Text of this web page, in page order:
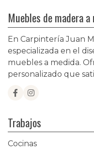
Muebles de madera a
En Carpintería Juan
especializada en el
muebles a medida.
personalizado que
Trabajos
Cocinas